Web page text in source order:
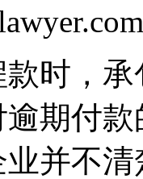
时，
期付
并不